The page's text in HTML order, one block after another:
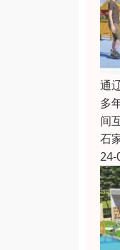
通
多
间
石
24-